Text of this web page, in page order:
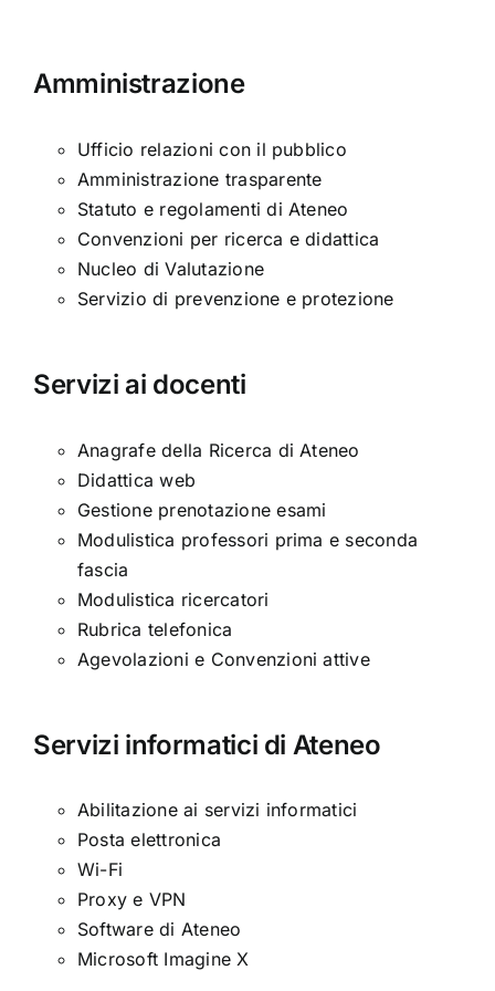
Amministrazione
Ufficio relazioni con il pubblico
Amministrazione trasparente
Statuto e regolamenti di Ateneo
Convenzioni per ricerca e didattica
Nucleo di Valutazione
Servizio di prevenzione e protezione
Servizi ai docenti
Anagrafe della Ricerca di Ateneo
Didattica web
Gestione prenotazione esami
Modulistica professori prima e seconda
fascia
Modulistica ricercatori
Rubrica telefonica
Agevolazioni e Convenzioni attive
Servizi informatici di Ateneo
Abilitazione ai servizi informatici
Posta elettronica
Wi-Fi
Proxy e VPN
Software di Ateneo
Microsoft Imagine X